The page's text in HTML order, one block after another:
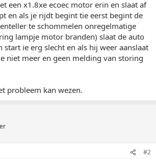
een x1.8xe ecoec motor erin en slaat af
en als je rijdt begint tie eerst begint de
te schommelen onregelmatige
lampje motor branden) slaat de auto
start ie erg slecht en als hij weer aanslaat
niet meer en geen melding van storing
probleem kan wezen.
#2